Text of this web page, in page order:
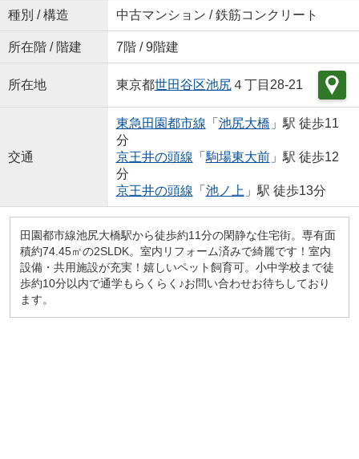
種別 / 構造 中古マンション / 鉄筋コンクリート
所在階 / 階建 7階 / 9階建
所在地 東京都世田谷区池尻４丁目28-21
交通
東急田園都市線 「 池尻大橋 」駅 徒歩11
分
京王井の頭線 「 駒場東大前」駅 徒歩12
分
京王井の頭線 「 池ノ上 」駅 徒歩13分
田園都市線池尻大橋駅から徒歩約11分の閑静な住宅街。専有面
積約74.45㎡の2SLDK。室内リフォーム済みで綺麗です！室内
設備・共用施設が充実！嬉しいペット飼育可。小中学校まで徒
歩約10分以内で通学もらくらく♪お問い合わせお待ちしており
ます。